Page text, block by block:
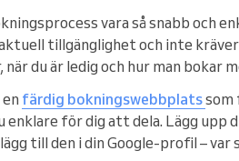
vara så snabb och
tillgänglighet och inte
du är ledig och hur man bokar
färdig bokningswebbplatssom
enklare för dig att dela. Lägg upp
till den i din Google-profil –